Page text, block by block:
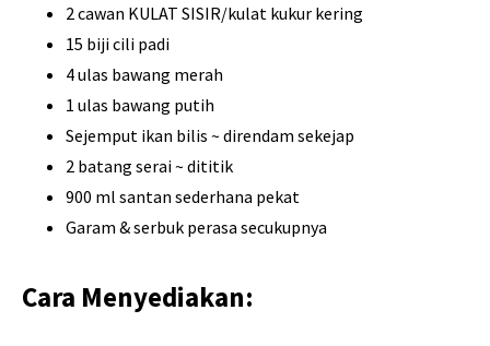
2 cawan KULAT SISIR/kulat kukur kering
15 biji cili padi
4 ulas bawang merah
1 ulas bawang putih
Sejemput ikan bilis ~ direndam sekejap
2 batang serai ~ dititik
900 ml santan sederhana pekat
Garam & serbuk perasa secukupnya
Cara Menyediakan: